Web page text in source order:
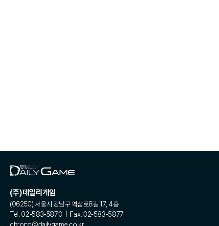
(주)데일리게임
(06250) 서울시 강남구 역삼로8길 17, 4층
Tel. 02-583-5870 | Fax. 02-583-5877